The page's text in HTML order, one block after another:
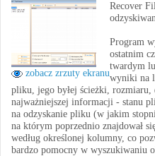
zobacz zrzuty ekranu
Recover
Program
ostatnim
twardym
wyniki na
pliku, jego byłej ścieżki,
najważniejszej informacji - stanu
na odzyskanie pliku (w jakim
na którym poprzednio znajdował
według określonej kolumny, co
bardzo pomocny w wyszukiwaniu